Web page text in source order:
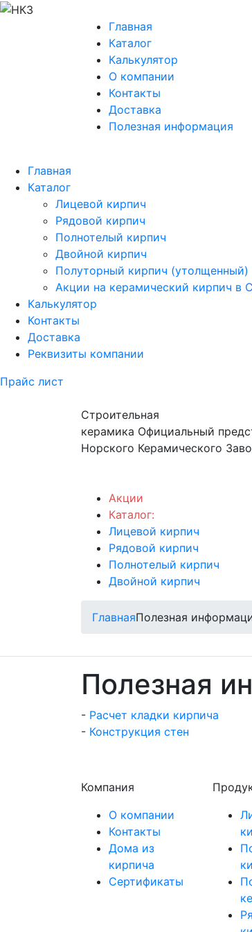
Главная
Каталог
Калькулятор
О компании
Контакты
Доставка
Полезная информация
Главная
Каталог
Лицевой кирпич
Рядовой кирпич
Полнотелый кирпич
Двойной кирпич
Полуторный кирпич (утолщенный)
Акции на керамический кирпич в
Калькулятор
Контакты
Доставка
Реквизиты компании
Прайс лист
Строительная
керамика Официальный
Норского Керамического
Акции
Каталог:
Лицевой кирпич
Рядовой кирпич
Полнотелый кирпич
Двойной кирпич
ГлавнаяПолезная
Полезная
- Расчет кладки кирпича
- Конструкция стен
Компания
О компании
Контакты
Дома из
кирпича
Сертификаты